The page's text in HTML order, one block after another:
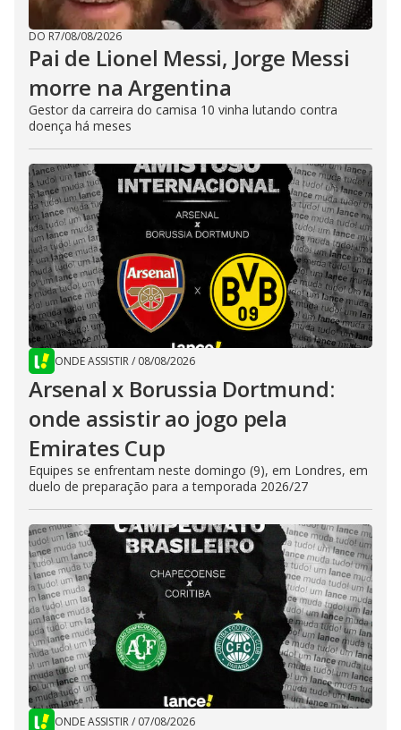
DO R7/08/08/2026
Pai de Lionel Messi, Jorge Messi
morre na Argentina
Gestor da carreira do camisa 10 vinha lutando contra
doença há meses
ONDE ASSISTIR/ 08/08/2026
Arsenal x Borussia Dortmund:
onde assistir ao jogo pela
Emirates Cup
Equipes se enfrentam neste domingo (9), em Londres, em
duelo de preparação para a temporada 2026/27
ONDE ASSISTIR/ 07/08/2026